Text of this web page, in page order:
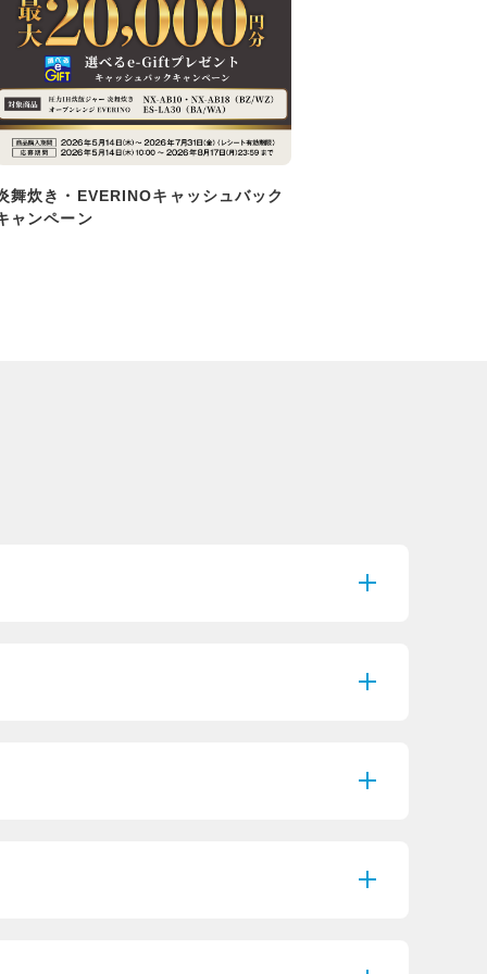
舞炊き・EVERINOキャッシュバック
ャンペーン